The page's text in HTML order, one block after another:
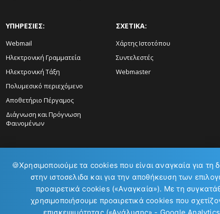
ΥΠΗΡΕΣΙΕΣ:
Webmail
Ηλεκτρονική Γραμματεία
Ηλεκτρονική Τάξη
Πολυμεσικό περιεχόμενο
Αποθετήριο Πέργαμος
Διάγνωση και Πρόγνωση
Φαινομένων
ΣΧΕΤΙΚΑ:
Χάρτης Ιστοτόπου
Συντελεστές
Webmaster
ΕΠΙΚΟΙΝΩΝΙΑ:
🍪Χρησιμοποιούμε τα cookies που είναι αναγκαία για τη
στην ιστοσελιδα και για την αποθήκευση των
προαιρετικά cookies («Αναγκαία»). Με τη
χρησιμοποιήσουμε προαιρετικά cookies που